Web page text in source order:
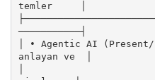
temler     │
───────────┤
│ • Agentic AI
anlayan ve  │
│